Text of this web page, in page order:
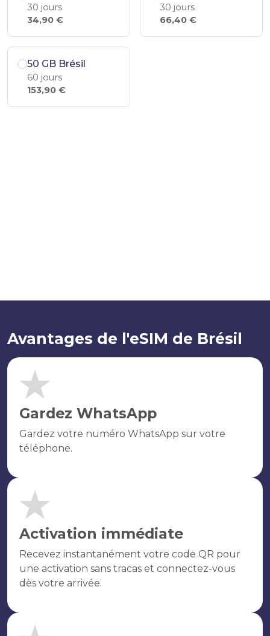
30 jours
34,90 €
30 jours
66,40 €
50 GB Brésil
60 jours
153,90 €
Avantages de l'eSIM de Brésil
Gardez WhatsApp
Gardez votre numéro WhatsApp sur votre
téléphone.
Activation immédiate
Recevez instantanément votre code QR pour
une activation sans tracas et connectez-vous
dès votre arrivée.